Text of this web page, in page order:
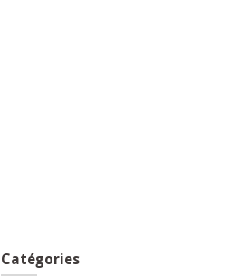
Catégories